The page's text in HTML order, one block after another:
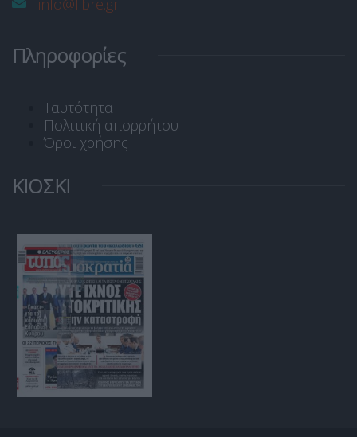
Πληροφορίες
Ταυτότητα
Πολιτική απορρήτου
Όροι χρήσης
ΚΙΟΣΚΙ